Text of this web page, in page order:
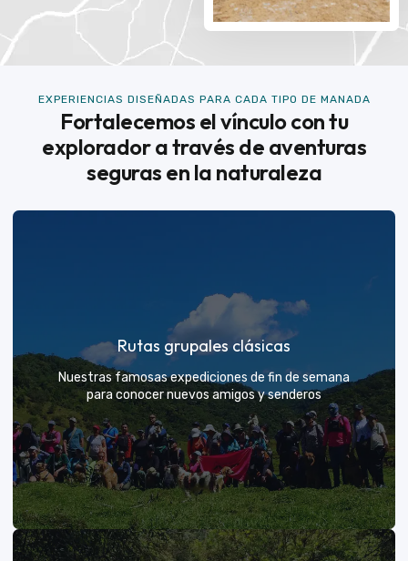
EXPERIENCIAS DISEÑADAS PARA CADA TIPO DE MANADA
Fortalecemos el vínculo con tu
explorador a través de aventuras
seguras en la naturaleza
Rutas grupales clásicas
Nuestras famosas expediciones de fin de semana
para conocer nuevos amigos y senderos